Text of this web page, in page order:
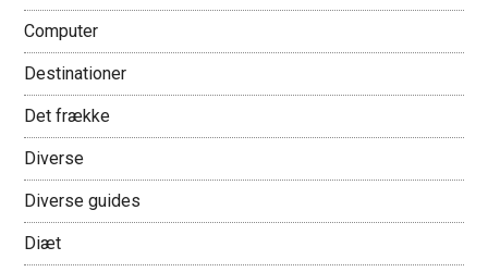
Computer
Destinationer
Det frække
Diverse
Diverse guides
Diæt